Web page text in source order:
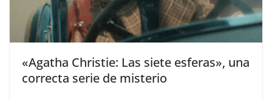
«Agatha Christie: Las siete esferas», una
correcta serie de misterio